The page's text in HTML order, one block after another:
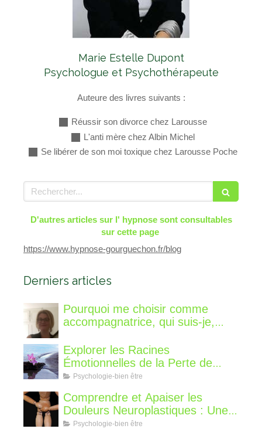
Marie Estelle Dupont
Psychologue et Psychothérapeute
Auteure des livres suivants :
Réussir son divorce chez Larousse
L'anti mère chez Albin Michel
Se libérer de son moi toxique chez Larousse Poche
Rechercher
D'autres articles sur l' hypnose sont consultables
sur cette page
https://www.hypnose-gourguechon.fr/blog
Derniers articles
Pourquoi me choisir comme
accompagnatrice, qui suis-je,
différent?
Explorer les Racines
Émotionnelles de la Perte de
Poids : Un Voyage Intérieur
Psychologie-bien être
Comprendre et Apaiser les
Douleurs Neuroplastiques : Une
Approche avec l'Hypnose,
Psychologie-bien être